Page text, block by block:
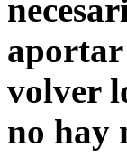
aportar
volver
no hay